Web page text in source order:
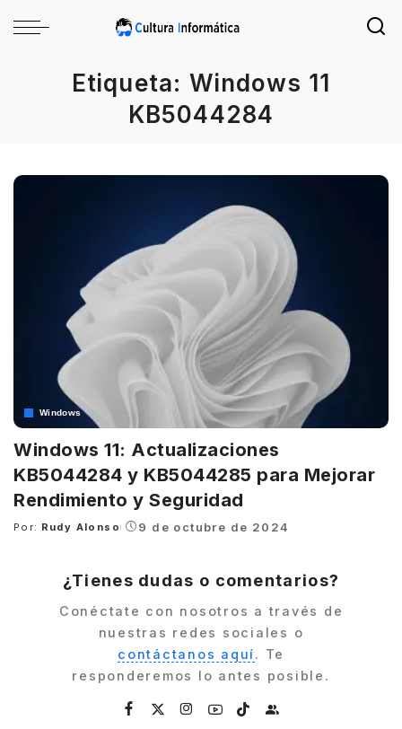
Etiqueta: Windows 11
KB5044284
Windows
Windows 11: Actualizaciones
KB5044284 y KB5044285 para Mejorar
Rendimiento y Seguridad
Posted
Por: Rudy Alonso 9 de octubre de 2024
¿Tienes dudas o comentarios?
Conéctate con nosotros a través de
nuestras redes sociales o
contáctanos aquí. Te
responderemos lo antes posible.